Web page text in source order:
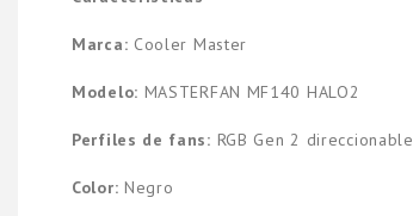
Marca: Cooler Master
Modelo: MASTERFAN MF140 HALO2
Perfiles de fans: RGB Gen 2 direccionable
Color: Negro